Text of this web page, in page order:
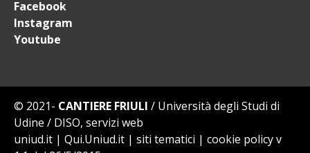
Facebook
Instagram
Youtube
© 2021- CANTIERE FRIULI / Università degli Studi di
Udine / DISO, servizi web
uniud.it | Qui.Uniud.it | siti tematici | cookie policy v